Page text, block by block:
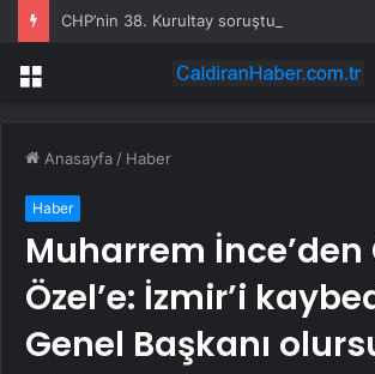
CHP’nin 38. Kurultay soruşturmasında 9
Menü
Anasayfa / Haber
Haber
Muharrem İnce’den
Özel’e: İzmir’i
Genel Başkanı